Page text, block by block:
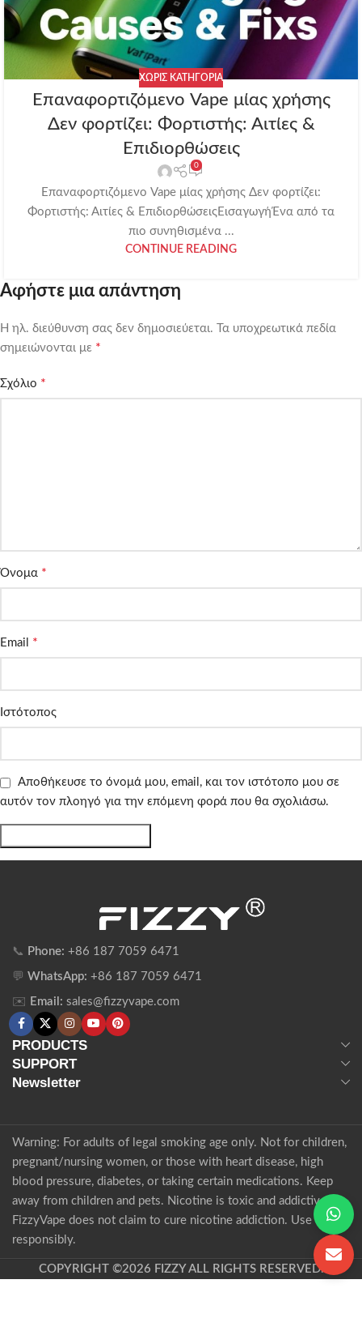
ΧΩΡΊΣ ΚΑΤΗΓΟΡΊΑ
Επαναφορτιζόμενο Vape μίας χρήσης
Δεν φορτίζει: Φορτιστής: Αιτίες &
Επιδιορθώσεις
0
Επαναφορτιζόμενο Vape μίας χρήσης Δεν φορτίζει:
Φορτιστής: Αιτίες & ΕπιδιορθώσειςΕισαγωγήΈνα από τα
πιο συνηθισμένα ...
CONTINUE READING
Αφήστε μια απάντηση
Η ηλ. διεύθυνση σας δεν δημοσιεύεται.
Τα υποχρεωτικά πεδία
σημειώνονται με *
Σχόλιο *
Όνομα *
Email *
Ιστότοπος
Αποθήκευσε το όνομά μου, email, και τον ιστότοπο μου σε
αυτόν τον πλοηγό για την επόμενη φορά που θα σχολιάσω.
📞 Phone: +86 187 7059 6471
💬 WhatsApp: +86 187 7059 6471
✉️ Email: sales@fizzyvape.com
PRODUCTS
SUPPORT
Newsletter
Warning: For adults of legal smoking age only. Not for children,
pregnant/nursing women, or those with heart disease, high
blood pressure, diabetes, or taking certain medications. Keep
away from children and pets. Nicotine is toxic and addictive.
FizzyVape does not claim to cure nicotine addiction. Use
responsibly.
COPYRIGHT ©2026 FIZZY ALL RIGHTS RESERVED.